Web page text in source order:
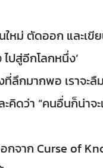
หม่ ตัดออก และเขี
ปสู่อีกโลกหนึ่ง’
ลึกมากพอ เราจะลื
ดว่า “คนอื่นก็น่าจะ
จาก Curse of